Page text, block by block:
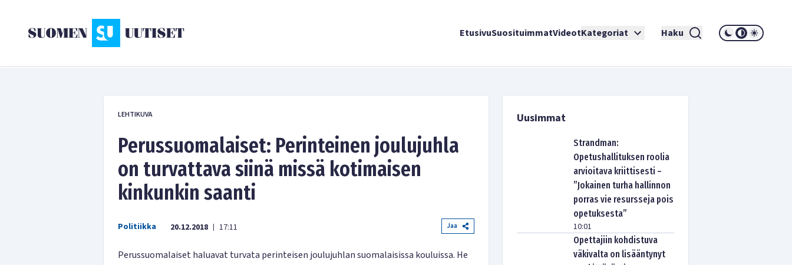
EtusivuSuosituimmatVideotKategoriat Haku
LEHTIKUVA
Perussuomalaiset: Perinteinen joulujuhla
on turvattava siinä missä kotimaisen
kinkunkin saanti
Politiikka 20.12.2018 | 17:11 Jaa
Perussuomalaiset haluavat turvata perinteisen joulujuhlan suomalaisissa kouluissa. He
Uusimmat
Strandman:
Opetushallituksen roolia
arvioitava kriittisesti –
”Jokainen turha hallinnon
porras vie resursseja pois
opetuksesta”
10:01
Opettajiin kohdistuva
väkivalta on lisääntynyt